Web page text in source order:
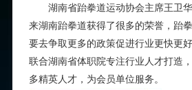
湖南省跆拳道运动协会主席王卫华
来湖南跆拳道获得了很多的荣誉，跆
要去争取更多的政策促进行业更快更好
联合湖南省体职院专注行业人才打造
多精英人才，为会员单位服务。